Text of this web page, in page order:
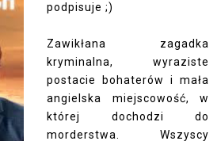
podpisuje ;)
Zawikłana zagadka
kryminalna, wyraziste
postacie bohaterów i mała
angielska miejscowość, w
której dochodzi do
morderstwa. Wszyscy